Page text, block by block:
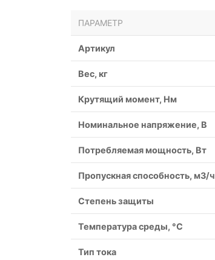
ПАРАМЕТР
Артикул
Вес, кг
Крутящий момент, Нм
Номинальное напряжение, В
Потребляемая мощность, Вт
Пропускная способность, м3/ч
Степень защиты
Температура среды, °С
Тип тока